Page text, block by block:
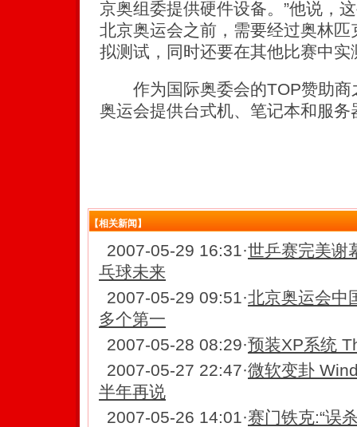
京奥组委提供硬件设备。”他说，
北京奥运会之前，需要经过奥林
拟测试，同时还要在其他比赛中实
作为国际奥委会的TOP赞助商
奥运会提供台式机、笔记本和服务
【相关新闻】
2007-05-29 16:31·世乒赛完美谢
乓球未来
2007-05-29 09:51·北京奥运会中
多个第一
2007-05-28 08:29·预装XP系统
2007-05-27 22:47·微软变卦
半年再说
2007-05-26 14:01·赛门铁克:“误